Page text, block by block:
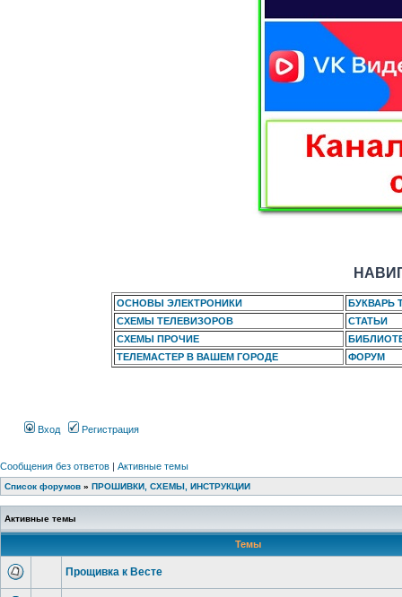
ОСНОВЫ ЭЛЕКТРОНИКИ
БУКВАРЬ
СХЕМЫ ТЕЛЕВИЗОРОВ
СТАТЬИ
СХЕМЫ ПРОЧИЕ
ТЕЛЕМАСТЕР В ВАШЕМ ГОРОДЕ
ФОРУМ
Вход Регистрация
Сообщения без ответов | Активные темы
Список форумов » ПРОШИВКИ, СХЕМЫ, ИНСТРУКЦИИ
Активные темы
Темы
Прощивка к Весте